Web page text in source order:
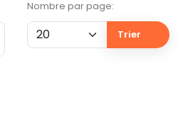
Nombre par page:
Trier